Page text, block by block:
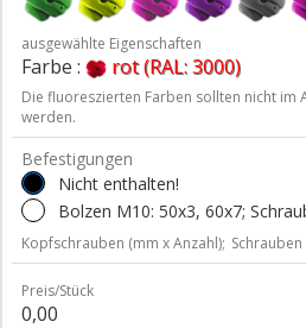
ausgewählte Eigenschaften
Farbe : rot (RAL: 3000)
Die fluoreszierten Farben sollten nicht im
werden.
Befestigungen
Nicht enthalten!
Bolzen M10: 50x3, 60x7;
Kopfschrauben (mm x Anzahl);
Preis/Stück
0,00